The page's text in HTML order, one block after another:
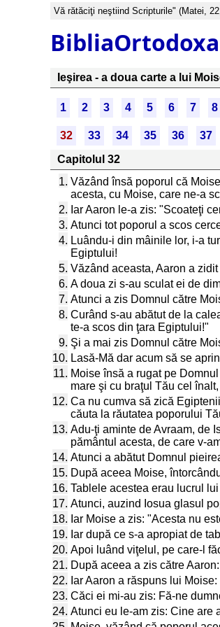
Vă rătăciţi neştiind Scripturile" (Matei,
Ieşirea - a doua carte a lui
1 2 3 4 5 6 7 8
32 33 34 35 36 37
Capitolul 32
1. Văzând însă poporul că
acesta, cu Moise, care ne-a
2. Iar Aaron le-a zis: "Scoateţi
3. Atunci tot poporul a scos
4. Luându-i din mâinile lor, i-a
Egiptului!
5. Văzând aceasta, Aaron a
6. A doua zi s-au sculat ei de
7. Atunci a zis Domnul către
8. Curând s-au abătut de la
te-a scos din ţara Egiptului!"
9. Şi a mai zis Domnul către
10. Lasă-Mă dar acum să se
11. Moise însă a rugat pe
mare şi cu braţul Tău cel înalt,
12. Ca nu cumva să zică
căuta la răutatea poporului
13. Adu-ţi aminte de Avraam, de
pământul acesta, de care v-
14. Atunci a abătut Domnul
15. După aceea Moise,
16. Tablele acestea erau lucrul
17. Atunci, auzind Iosua glasul
18. Iar Moise a zis: "Acesta nu
19. Iar după ce s-a apropiat de
20. Apoi luând viţelul, pe care-l
21. După aceea a zis către
22. Iar Aaron a răspuns lui
23. Căci ei mi-au zis: Fă-ne
24. Atunci eu le-am zis: Cine are